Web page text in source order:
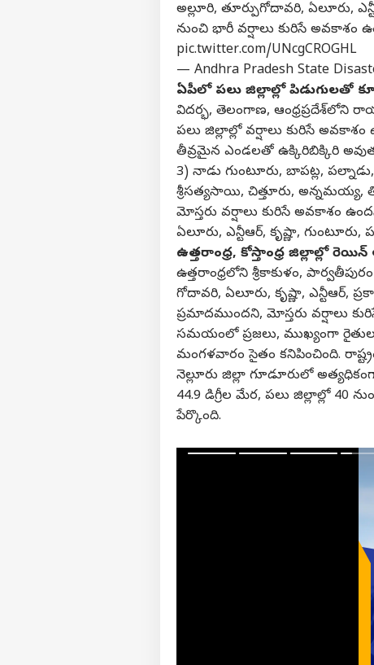
అల్లూరి, తూర్పుగోదావరి, ఏలూరు,
నుంచి భారీ వర్షాలు కురిసే అవకాశం
pic.twitter.com/UNcgCROGHL
— Andhra Pradesh State
ఏపీలో పలు జిల్లాల్లో పిడుగులతో
విదర్భ, తెలంగాణ, ఆంధ్రప్రదేశ్‌లోని
పలు జిల్లాల్లో వర్షాలు కురిసే
తీవ్రమైన ఎండలతో ఉక్కిరిబిక్కిరి
3) నాడు గుంటూరు, బాపట్ల,
శ్రీసత్యసాయి, చిత్తూరు, అన్నమయ్య,
మోస్తరు వర్షాలు కురిసే అవకాశం
ఏలూరు, ఎన్టీఆర్, కృష్ణా,
ఉత్తరాంధ్ర, కోస్తాంధ్ర జిల్లాల్లో రెయిన్
ఉత్తరాంధ్రలోని శ్రీకాకుళం,
గోదావరి, ఏలూరు, కృష్ణా, ఎన్టీఆర్,
ప్రమాదముందని, మోస్తరు వర్షాలు
సమయంలో ప్రజలు, ముఖ్యంగా
మంగళవారం సైతం కనిపించింది.
నెల్లూరు జిల్లా గూడూరులో
44.9 డిగ్రీల మేర, పలు జిల్లాల్లో 40
పేర్కొంది.
హలో గెస్ట్
మాతో ప్రచారం చేయండి
కేరీర్స్
మా గురించి
అభిప్రాయాన్ని పంపండి
మమ్మల్ని సంప్రదించండి
ప్రైవసీ పాలసీ
LOGIN
అగ్ర
ఏపీ
ఇంత